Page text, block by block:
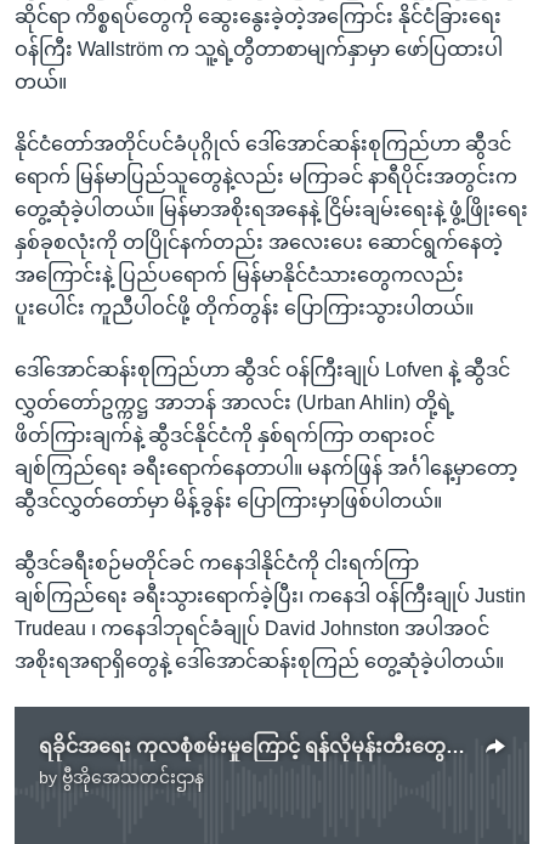
ဆိုင်ရာ ကိစ္စရပ်တွေကို ဆွေးနွေးခဲ့တဲ့အကြောင်း နိုင်ငံခြားရေး
ဝန်ကြီး Wallström က သူ့ရဲ့တွီတာစာမျက်နှာမှာ ဖော်ပြထားပါ
တယ်။
နိုင်ငံတော်အတိုင်ပင်ခံပုဂ္ဂိုလ် ဒေါ်အောင်ဆန်းစုကြည်ဟာ ဆွီဒင်
ရောက် မြန်မာပြည်သူတွေနဲ့လည်း မကြာခင် နာရီပိုင်းအတွင်းက
တွေ့ဆုံခဲ့ပါတယ်။ မြန်မာအစိုးရအနေနဲ့ ငြိမ်းချမ်းရေးနဲ့ ဖွံ့ဖြိုးရေး
နှစ်ခုစလုံးကို တပြိုင်နက်တည်း အလေးပေး ဆောင်ရွက်နေတဲ့
အကြောင်းနဲ့ ပြည်ပရောက် မြန်မာနိုင်ငံသားတွေကလည်း
ပူးပေါင်း ကူညီပါဝင်ဖို့ တိုက်တွန်း ပြောကြားသွားပါတယ်။
ဒေါ်အောင်ဆန်းစုကြည်ဟာ ဆွီဒင် ဝန်ကြီးချုပ် Lofven နဲ့ ဆွီဒင်
လွှတ်တော်ဥက္ကဋ္ဌ အာဘန် အာလင်း (Urban Ahlin) တို့ရဲ့
ဖိတ်ကြားချက်နဲ့ ဆွီဒင်နိုင်ငံကို နှစ်ရက်ကြာ တရားဝင်
ချစ်ကြည်ရေး ခရီးရောက်နေတာပါ။ မနက်ဖြန် အင်္ဂါနေ့မှာတော့
ဆွီဒင်လွှတ်တော်မှာ မိန့်ခွန်း ပြောကြားမှာဖြစ်ပါတယ်။
ဆွီဒင်ခရီးစဉ်မတိုင်ခင် ကနေဒါနိုင်ငံကို ငါးရက်ကြာ
ချစ်ကြည်ရေး ခရီးသွားရောက်ခဲ့ပြီး၊ ကနေဒါ ဝန်ကြီးချုပ် Justin
Trudeau ၊ ကနေဒါဘုရင်ခံချုပ် David Johnston အပါအဝင်
အစိုးရအရာရှိတွေနဲ့ ဒေါ်အောင်ဆန်းစုကြည် တွေ့ဆုံခဲ့ပါတယ်။
ရခိုင်အရေး ကုလစုံစမ်းမှုကြောင့် ရန်လိုမုန်းတီးတွေ ပိုတိုးလာနိုင်ဟု ဒေါ်စုပြောဆို
by ဗွီအိုအေသတင်းဌာန
No media source currently available